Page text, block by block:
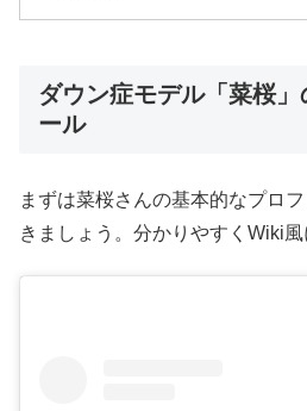
ダウン症モデル「菜桜
ール
まずは菜桜さんの基本的なプロ
きましょう。分かりやすくWiki風